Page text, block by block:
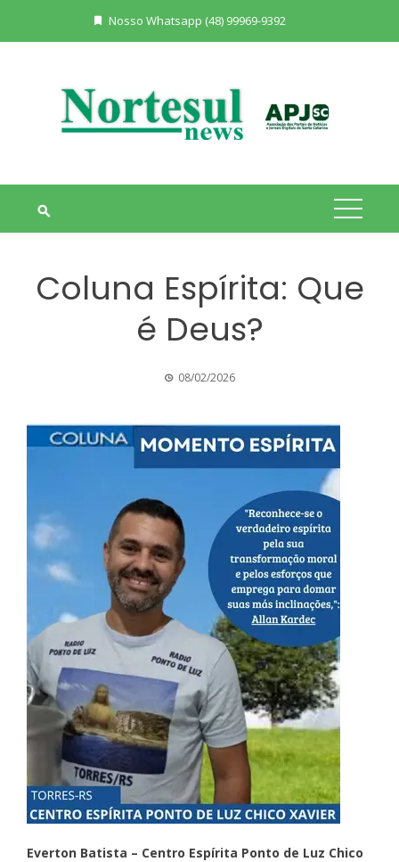
Nosso Whatsapp (48) 99969-9392
Coluna Espírita: Que
é Deus?
08/02/2026
Everton Batista – Centro Espírita Ponto de Luz Chico